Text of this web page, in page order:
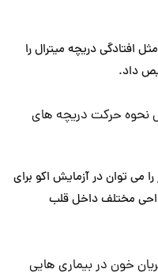
افتادگی دریچه میترال را
داد.
نحوه حرکت دریچه های
می توان در آزمایش اکو برای
مختلف داخل قلب
خون در بیماری هایی